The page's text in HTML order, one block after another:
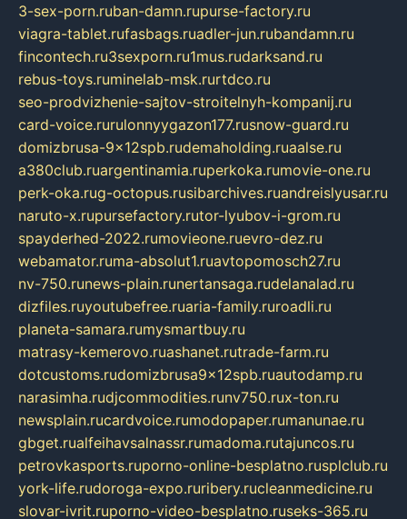
3-sex-porn.ruban-damn.rupurse-factory.ru
viagra-tablet.rufasbags.ruadler-jun.rubandamn.ru
fincontech.ru3sexporn.ru1mus.rudarksand.ru
rebus-toys.ruminelab-msk.rurtdco.ru
seo-prodvizhenie-sajtov-stroitelnyh-kompanij.ru
card-voice.rurulonnyygazon177.rusnow-guard.ru
domizbrusa-9x12spb.rudemaholding.ruaalse.ru
a380club.ruargentinamia.ruperkoka.rumovie-one.ru
perk-oka.rug-octopus.rusibarchives.ruandreislyusar.ru
naruto-x.rupursefactory.rutor-lyubov-i-grom.ru
spayderhed-2022.rumovieone.ruevro-dez.ru
webamator.ruma-absolut1.ruavtopomosch27.ru
nv-750.runews-plain.runertansaga.rudelanalad.ru
dizfiles.ruyoutubefree.ruaria-family.ruroadli.ru
planeta-samara.rumysmartbuy.ru
matrasy-kemerovo.ruashanet.rutrade-farm.ru
dotcustoms.rudomizbrusa9x12spb.ruautodamp.ru
narasimha.rudjcommodities.runv750.rux-ton.ru
newsplain.rucardvoice.rumodopaper.rumanunae.ru
gbget.rualfeihavsalnassr.rumadoma.rutajuncos.ru
petrovkasports.ruporno-online-besplatno.rusplclub.ru
york-life.rudoroga-expo.ruribery.rucleanmedicine.ru
slovar-ivrit.ruporno-video-besplatno.ruseks-365.ru